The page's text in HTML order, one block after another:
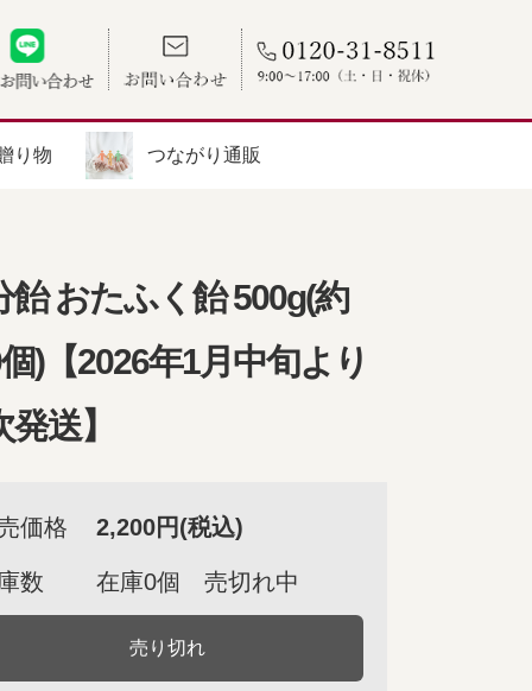
り物 つながり通販
飴 おたふく飴 500g(約
)【2026年1月中旬より
送】
価格 2,200円(税込)
数 在庫0個 売切れ中
売り切れ